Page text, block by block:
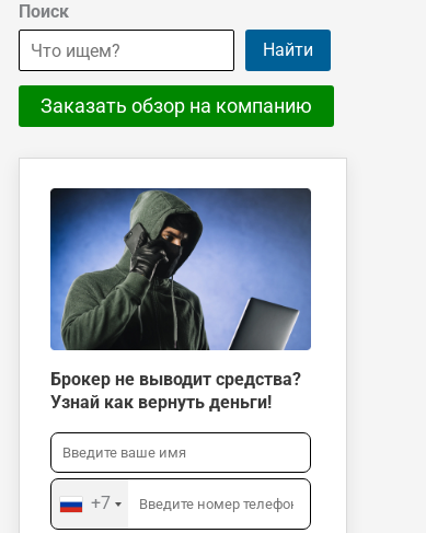
Поиск
Найти
Заказать обзор на компанию
Брокер не выводит средства?
Узнай как вернуть деньги!
+7